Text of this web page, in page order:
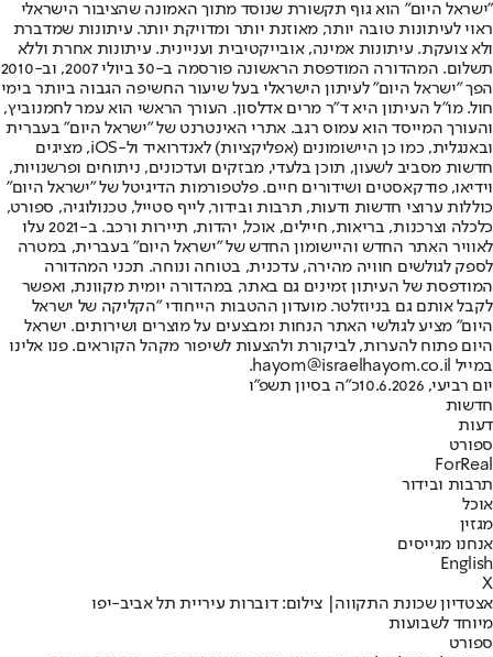
"ישראל היום" הוא גוף תקשורת שנוסד מתוך האמונה שהציבור הישראלי
ראוי לעיתונות טובה יותר, מאוזנת יותר ומדויקת יותר. עיתונות שמדברת
ולא צועקת. עיתונות אמינה, אובייקטיבית ועניינית. עיתונות אחרת וללא
תשלום. המהדורה המודפסת הראשונה פורסמה ב-30 ביולי 2007, וב-2010
הפך "ישראל היום" לעיתון הישראלי בעל שיעור החשיפה הגבוה ביותר בימי
חול. מו"ל העיתון היא ד"ר מרים אדלסון. העורך הראשי הוא עמר לחמנוביץ,
והעורך המייסד הוא עמוס רגב. אתרי האינטרנט של "ישראל היום" בעברית
ובאנגלית, כמו כן היישומונים (אפליקציות) לאנדרואיד ול-iOS, מציגים
חדשות מסביב לשעון, תוכן בלעדי, מבזקים ועדכונים, ניתוחים ופרשנויות,
וידיאו, פודקאסטים ושידורים חיים. פלטפורמות הדיגיטל של "ישראל היום"
כוללות ערוצי חדשות ודעות, תרבות ובידור, לייף סטייל, טכנולוגיה, ספורט,
כלכלה וצרכנות, בריאות, חיילים, אוכל, יהדות, תיירות ורכב. ב-2021 עלו
לאוויר האתר החדש והיישומון החדש של "ישראל היום" בעברית, במטרה
לספק לגולשים חוויה מהירה, עדכנית, בטוחה ונוחה. תכני המהדורה
המודפסת של העיתון זמינים גם באתר, במהדורה יומית מקוונת, ואפשר
לקבל אותם גם בניוזלטר. מועדון ההטבות הייחודי "הקליקה של ישראל
היום" מציע לגולשי האתר הנחות ומבצעים על מוצרים ושירותים. ישראל
היום פתוח להערות, לביקורת ולהצעות לשיפור מקהל הקוראים. פנו אלינו
במייל hayom@israelhayom.co.il.
יום רביעי, 10.6.2026
כ"ה בסיון תשפ"ו
חדשות
דעות
ספורט
ForReal
תרבות ובידור
אוכל
מגזין
אנחנו מגייסים
English
X
אצטדיון שכונת התקווה| צילום: דוברות עיריית תל אביב-יפו
מיוחד לשבועות
ספורט